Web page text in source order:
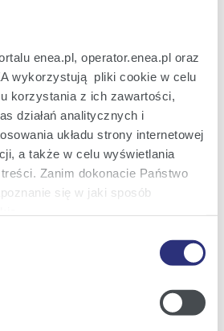
enea.pl, operator.enea.pl oraz
wykorzystują pliki cookie w celu
korzystania z ich zawartości,
działań analitycznych i
układu strony internetowej
a także w celu wyświetlania
Zanim dokonacie Państwo
się w jaki sposób
na ten temat znajdziecie
Polityce
firm